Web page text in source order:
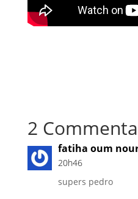
2
fatiha oum
20h46
supers pedro